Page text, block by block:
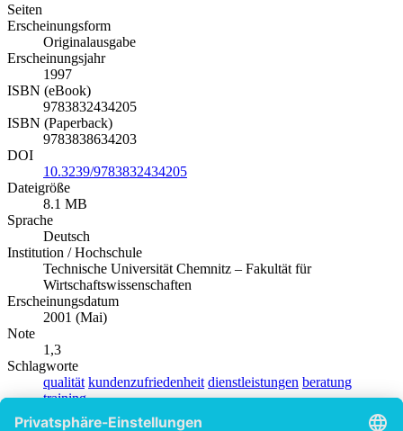
Seiten
Erscheinungsform
Originalausgabe
Erscheinungsjahr
1997
ISBN (eBook)
9783832434205
ISBN (Paperback)
9783838634203
DOI
10.3239/9783832434205
Dateigröße
8.1 MB
Sprache
Deutsch
Institution / Hochschule
Technische Universität Chemnitz – Fakultät für
Wirtschaftswissenschaften
Erscheinungsdatum
2001 (Mai)
Note
1,3
Schlagworte
qualität kundenzufriedenheit dienstleistungen beratung
training
Produktsicherheit